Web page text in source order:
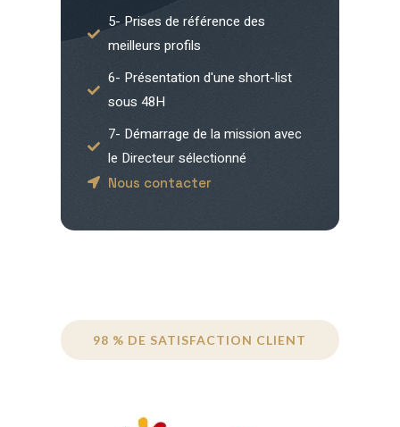
5- Prises de référence des
meilleurs profils
6- Présentation d'une short-list
sous 48H
7- Démarrage de la mission avec
le Directeur sélectionné
Nous contacter
98 % DE SATISFACTION CLIENT